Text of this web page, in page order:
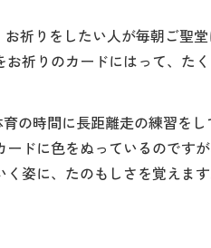
祈りをしたい人が毎朝ご聖
祈りのカードにはって、た
の時間に長距離走の練習を
ドに色をぬっているのです
姿に、たのもしさを覚えます